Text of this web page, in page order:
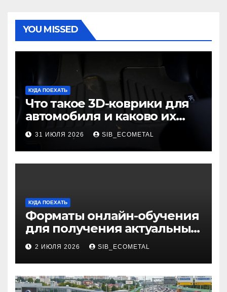
YOU MISSED
КУДА ПОЕХАТЬ
Что такое 3D-коврики для
автомобиля и каково их
основное назначение
31 ИЮЛЯ 2026 SIB_ECOMETAL
КУДА ПОЕХАТЬ
Форматы онлайн-обучения
для получения актуальных
профессий
2 ИЮЛЯ 2026 SIB_ECOMETAL